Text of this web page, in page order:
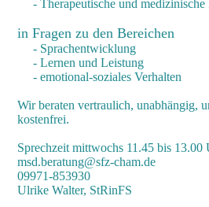
- Therapeutische und medizinische
in Fragen zu den Bereichen
- Sprachentwicklung
- Lernen und Leistung
- emotional-soziales Verhalten
Wir beraten vertraulich, unabhängig,
kostenfrei.
Sprechzeit mittwochs 11.45 bis 13.00
msd.beratung@sfz-cham.de
09971-853930
Ulrike Walter, StRinFS